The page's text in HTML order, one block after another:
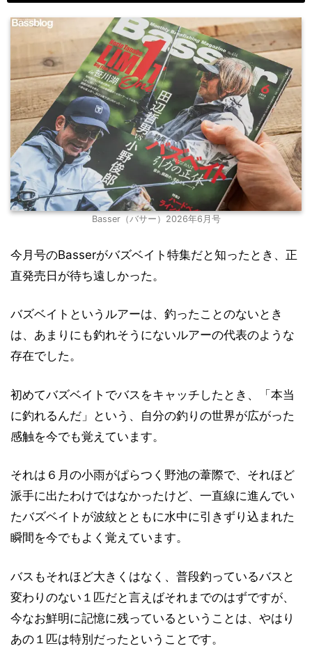
Basser（バサー）2026年6月号
今月号のBasserがバズベイト特集だと知ったとき、正
直発売日が待ち遠しかった。
バズベイトというルアーは、釣ったことのないとき
は、あまりにも釣れそうにないルアーの代表のような
存在でした。
初めてバズベイトでバスをキャッチしたとき、「本当
に釣れるんだ」という、自分の釣りの世界が広がった
感触を今でも覚えています。
それは６月の小雨がぱらつく野池の葦際で、それほど
派手に出たわけではなかったけど、一直線に進んでい
たバズベイトが波紋とともに水中に引きずり込まれた
瞬間を今でもよく覚えています。
バスもそれほど大きくはなく、普段釣っているバスと
変わりのない１匹だと言えばそれまでのはずですが、
今なお鮮明に記憶に残っているということは、やはり
あの１匹は特別だったということです。